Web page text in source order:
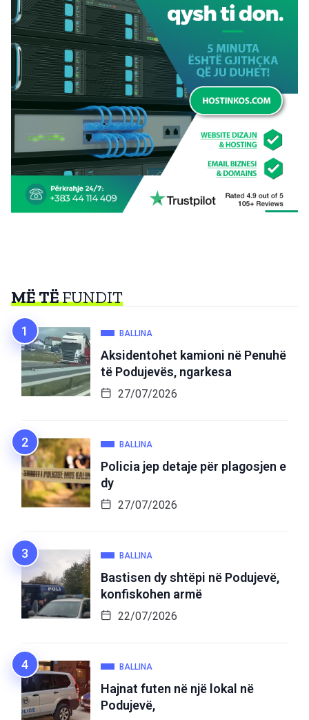
MË TËFUNDIT
BALLINA
Aksidentohet kamioni në Penuhë
të Podujevës, ngarkesa
27/07/2026
BALLINA
Policia jep detaje për plagosjen e
dy
27/07/2026
BALLINA
Bastisen dy shtëpi në Podujevë,
konfiskohen armë
22/07/2026
BALLINA
Hajnat futen në një lokal në
Podujevë,